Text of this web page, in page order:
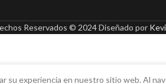
Reservados © 2024 Diseñado por
su experiencia en nuestro sitio web. Al